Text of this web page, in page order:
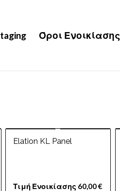
Όροι Ενοικίασης
Elation KL Panel
Τιμή Ενοικίασης 60,00€